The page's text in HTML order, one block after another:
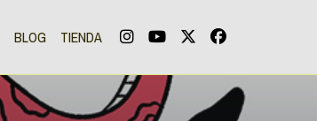
BLOG TIENDA